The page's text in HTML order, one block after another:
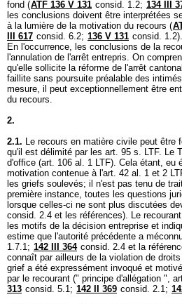
fond (ATF 136 V 131 consid. 1.2; 134 III
les conclusions doivent être interprétées
à la lumière de la motivation du recours (
III 617 consid. 6.2; 136 V 131 consid.
En l'occurrence, les conclusions de la
l'annulation de l'arrêt entrepris. On
qu'elle sollicite la réforme de l'arrêt
faillite sans poursuite préalable des
mesure, il peut exceptionnellement être
du recours.
2.
2.1. Le recours en matière civile peut être
qu'il est délimité par les art. 95 s. LTF. Le
d'office (art. 106 al. 1 LTF). Cela étant, eu
motivation contenue à l'art. 42 al. 1 et 2
les griefs soulevés; il n'est pas tenu de
première instance, toutes les questions
lorsque celles-ci ne sont plus discutées
consid. 2.4 et les références). Le
les motifs de la décision entreprise et
estime que l'autorité précédente a
1.7.1; 142 III 364 consid. 2.4 et la
connaît par ailleurs de la violation de
grief a été expressément invoqué et
par le recourant (" principe d'allégation ",
313 consid. 5.1; 142 II 369 consid. 2.1;